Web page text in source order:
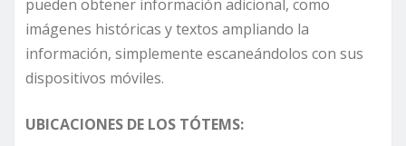
pueden obtener información adicional, como
imágenes históricas y textos ampliando la
información, simplemente escaneándolos con sus
dispositivos móviles.
UBICACIONES DE LOS TÓTEMS: